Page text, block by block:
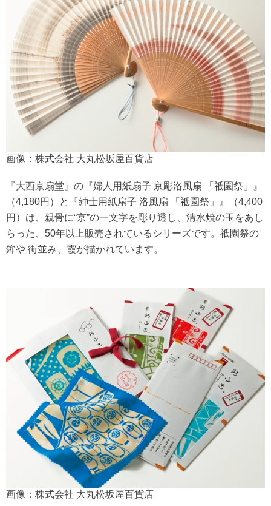
画像：株式会社 大丸松坂屋百貨店
『大西京扇堂』の『婦人用紙扇子 京彫洛風扇 「祗園祭」』
（4,180円）と『紳士用紙扇子 洛風扇 「祗園祭」』（4,400
円）は、親骨に“京”の一文字を彫り透し、清水焼の玉をあし
らった、50年以上販売されているシリーズです。祗園祭の
鉾や 街並み、霞が描かれています。
画像：株式会社 大丸松坂屋百貨店